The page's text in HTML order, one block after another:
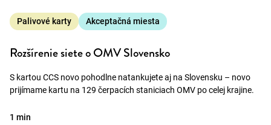
Palivové karty Akceptačná miesta
Rozšírenie siete o OMV Slovensko
S kartou CCS novo pohodlne natankujete aj na Slovensku – novo
prijímame kartu na 129 čerpacích staniciach OMV po celej krajine.
1 min